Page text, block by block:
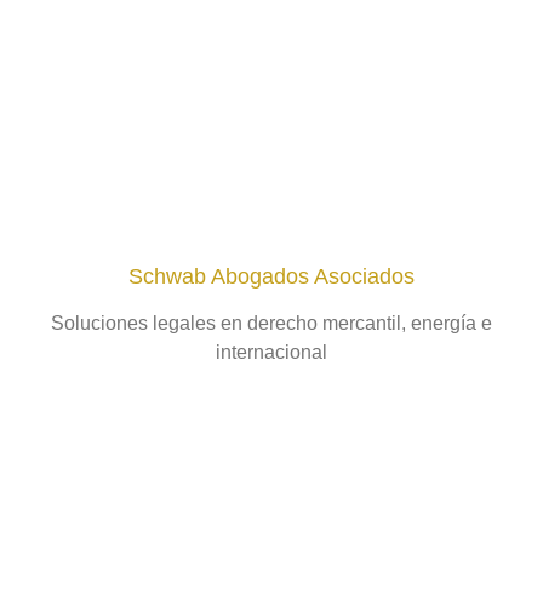
Schwab Abogados Asociados
Soluciones legales en derecho mercantil, energía e
internacional